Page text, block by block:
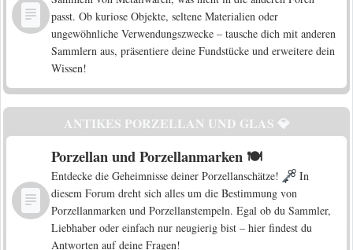
passt. Ob kuriose Objekte, seltene Materialien oder
ungewöhnliche Verwendungszwecke – tausche dich mit anderen
Sammlern aus, präsentiere deine Fundstücke und erweitere dein
Wissen!
ANTIKES PORZELLAN UND GLAS 💎
Porzellan und Porzellanmarken 🍽️
Entdecke die Geheimnisse deiner Porzellanschätze!
In
diesem Forum dreht sich alles um die Bestimmung von
Porzellanmarken und Porzellanstempeln. Egal ob du Sammler,
Liebhaber oder einfach nur neugierig bist – hier findest du
Antworten auf deine Fragen!